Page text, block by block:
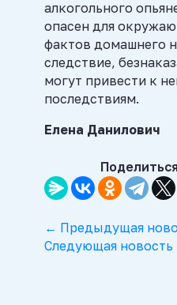
алкогольного
опасен для
фактов домашнего
следствие,
могут привести к
последствиям.
Елена Данилович
← Предыдущая
Следующая